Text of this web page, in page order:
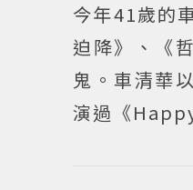
今年41歲的
迫降》、《
鬼。車清華
演過《